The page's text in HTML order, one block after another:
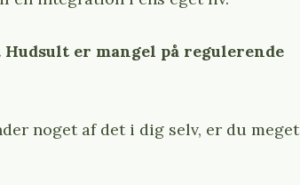
er mangel på regulerende
noget af det i dig selv, er du meget